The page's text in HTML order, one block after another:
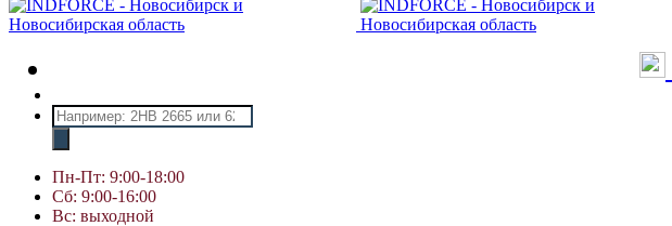
Поиск
товаров
Пн-Пт: 9:00-18:00
Сб: 9:00-16:00
Вс: выходной